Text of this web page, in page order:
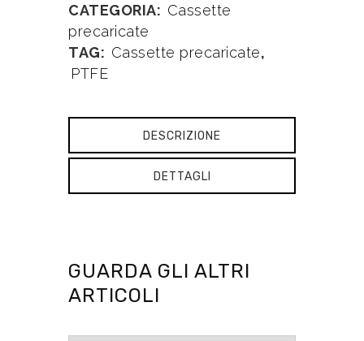
CATEGORIA: Cassette
precaricate
TAG: Cassette precaricate,
PTFE
DESCRIZIONE
DETTAGLI
GUARDA GLI ALTRI
ARTICOLI